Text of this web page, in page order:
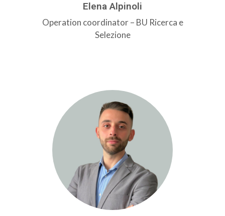
Elena Alpinoli
Operation coordinator – BU Ricerca e
Selezione